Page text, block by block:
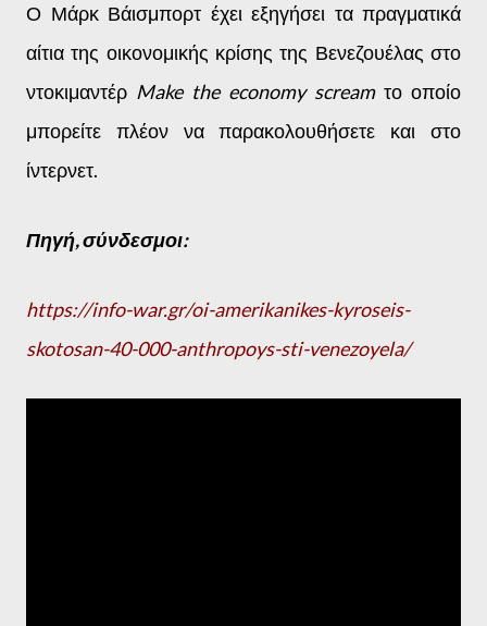
Ο Μάρκ Βάισμπορτ έχει εξηγήσει τα πραγματικά
αίτια της οικονομικής κρίσης της Βενεζουέλας στο
ντοκιμαντέρ Make the economy screamτο οποίο
μπορείτε πλέον να παρακολουθήσετε και στο
ίντερνετ.
Πηγή, σύνδεσμοι:
https://info-war.gr/oi-amerikanikes-kyroseis-
skotosan-40-000-anthropoys-sti-venezoyela/